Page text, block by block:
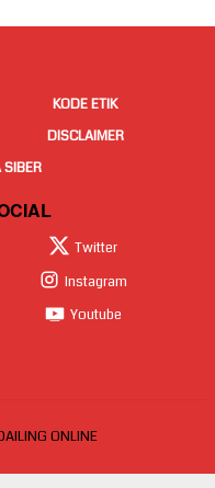
KODE ETIK
DISCLAIMER
Twitter
Instagram
Youtube
ONLINE